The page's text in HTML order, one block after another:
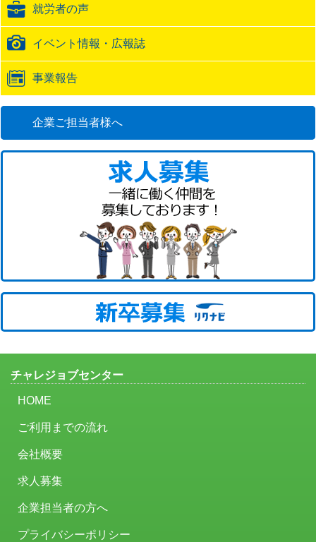
URL就労者の声
イベント情報・広報誌
事業報告
企業ご担当者様へ
チャレジョブセンター
HOME
ご利用までの流れ
会社概要
求人募集
企業担当者の方へ
プライバシーポリシー